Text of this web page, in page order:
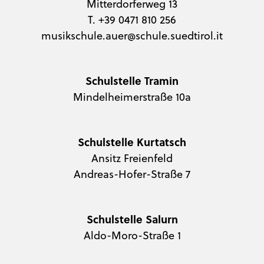
Mitterdorferweg 13
T. +39 0471 810 256
musikschule.auer@schule.suedtirol.it
Schulstelle Tramin
Mindelheimerstraße 10a
Schulstelle Kurtatsch
Ansitz Freienfeld
Andreas-Hofer-Straße 7
Schulstelle Salurn
Aldo-Moro-Straße 1